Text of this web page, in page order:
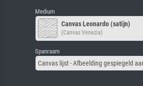
Medium
Canvas Leonardo (satijn)
(Canvas Venezia)
Spanraam